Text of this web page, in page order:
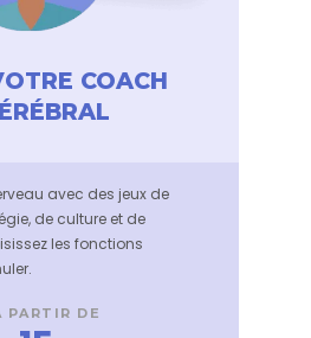
COACH
avec des jeux de
de culture et de
les fonctions
PARTIR DE